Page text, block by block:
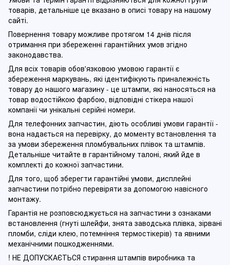
товарів, детальніше це вказано в описі товару на нашому
сайті.
Повернення товару можливе протягом 14 днів після
отримання при збереженні гарантійних умов згідно
законодавства.
Для всіх товарів обов'язковою умовою гарантії є
збереження маркувань, які ідентифікують приналежність
товару до нашого магазину - це штампи, які наносяться на
товар водостійкою фарбою, відповідні стікера нашої
компанії чи унікальні серійні номери.
Для телефонних запчастин, діють особливі умови гарантії -
вона надається на перевірку, до моменту встановлення та
за умови збереження пломбувальних плівок та штампів.
Детальніше читайте в гарантійному талоні, який йде в
комплекті до кожної запчастини.
Для того, щоб зберегти гарантійні умови, дисплейні
запчастини потрібно перевіряти за допомогою навісного
монтажу.
Гарантія не розповсюджується на запчастини з ознаками
встановлення (гнуті шлейфи, знята заводська плівка, зірвані
пломби, сліди клею, потемніння термостікерів) та явними
механічними пошкодженнями.
! НЕ ДОПУСКАЄТЬСЯ стирання штампів виробника та